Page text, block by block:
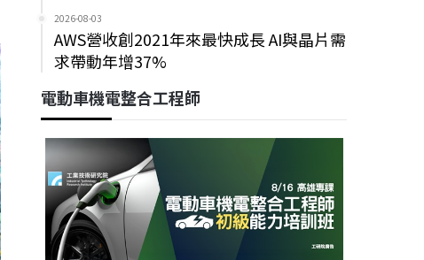
2026-08-03
AWS營收創2021年來最快成長 AI與晶片需
求帶動年增37%
電動車機電整合工程師